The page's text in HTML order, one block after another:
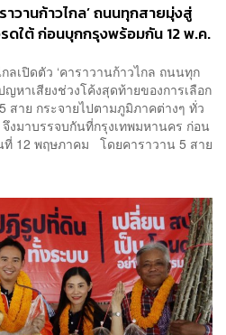
าวานก้าวไกล’ ถนนทุกสายมุ่งสู่
ดใต้ ก่อนบุกกรุงพร้อมกัน 12 พ.ค.
เปิดตัว ‘คาราวานก้าวไกล ถนนทุก
ญหาเสียงช่วงโค้งสุดท้ายของการเลือก
สาย กระจายไปตามภูมิภาคต่างๆ ทั่ว
งมาบรรจบกันที่กรุงเทพมหานคร ก่อน
12 พฤษภาคม โดยคาราวาน 5 สาย